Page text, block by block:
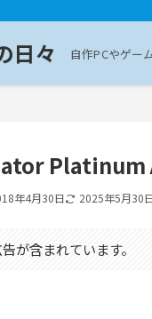
日々 自作PCやゲー
Platinum
年4月30日 2025年5月30
が含まれています。